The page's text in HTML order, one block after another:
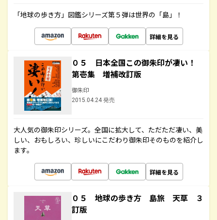
「地球の歩き方」図鑑シリーズ第５弾は世界の「島」！
詳細を見る
０５ 日本全国この御朱印が凄い！
第壱集 増補改訂版
御朱印
2015.04.24 発売
大人気の御朱印シリーズ。全国に拡大して、ただただ凄い、美
しい、おもしろい、珍しいにこだわり御朱印そのものを紹介し
ます。
詳細を見る
０５ 地球の歩き方 島旅 天草 ３
訂版